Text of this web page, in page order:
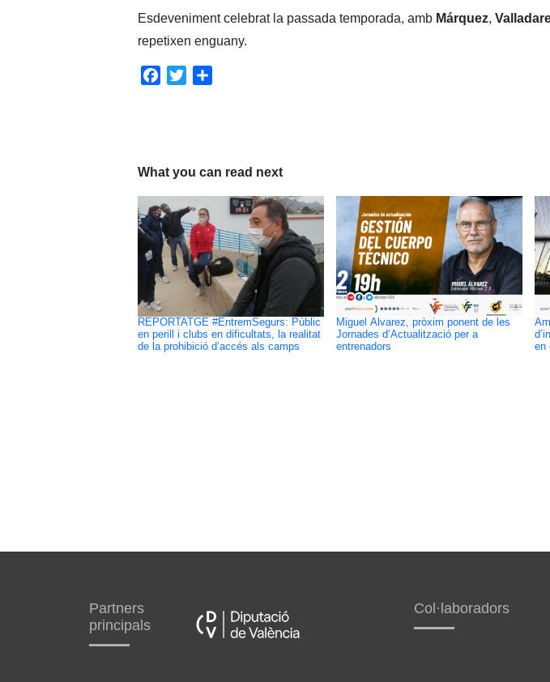
Esdeveniment celebrat la passada temporada, amb Márquez,
repetixen enguany.
Facebook
Twitter
What you can read next
REPORTATGE #EntremSegurs: Públic
en perill i clubs en dificultats, la realitat
de la prohibició d’accés als camps
Miguel Álvarez, pròxim ponent de les
Jornades d’Actualització per a
entrenadors
en
Partners
principals
Col·laboradors